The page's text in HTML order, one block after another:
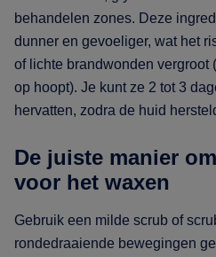
behandelen zones. Deze
dunner en gevoeliger, wat het
of lichte brandwonden vergroot
op hoopt). Je kunt ze 2 tot 3
hervatten, zodra de huid
De juiste manier
voor het waxen
Gebruik een milde scrub of
rondedraaiende bewegingen